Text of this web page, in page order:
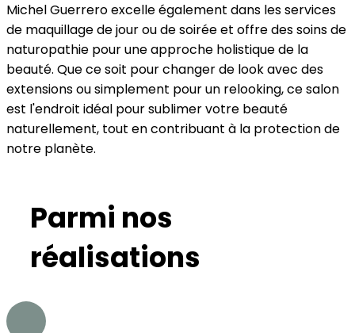
Michel Guerrero excelle également dans les services
de maquillage de jour ou de soirée et offre des soins de
naturopathie pour une approche holistique de la
beauté. Que ce soit pour changer de look avec des
extensions ou simplement pour un relooking, ce salon
est l'endroit idéal pour sublimer votre beauté
naturellement, tout en contribuant à la protection de
notre planète.
Parmi nos
réalisations